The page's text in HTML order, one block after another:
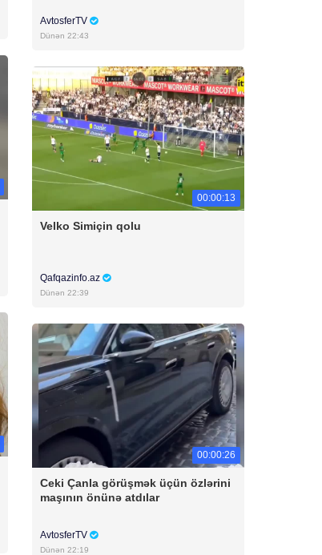
AvtosferTV
Dünən 22:43
00:00:13
Velko Simiçin qolu
Qafqazinfo.az
Dünən 22:39
00:00:26
Ceki Çanla görüşmək üçün özlərini
maşının önünə atdılar
AvtosferTV
Dünən 22:19